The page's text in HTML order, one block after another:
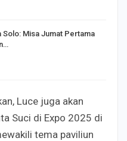
Solo: Misa Jumat Pertama
Luce juga akan
Suci di Expo 2025 di
tema paviliun